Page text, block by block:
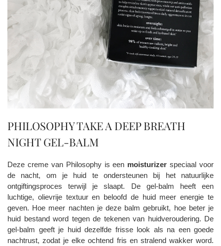
PHILOSOPHY TAKE A DEEP BREATH
NIGHT GEL-BALM
Deze creme van Philosophy is een moisturizer speciaal voor
de nacht, om je huid te ondersteunen bij het natuurlijke
ontgiftingsproces terwijl je slaapt. De gel-balm heeft een
luchtige, olievrije textuur en beloofd de huid meer energie te
geven. Hoe meer nachten je deze balm gebruikt, hoe beter je
huid bestand word tegen de tekenen van huidveroudering. De
gel-balm geeft je huid dezelfde frisse look als na een goede
nachtrust, zodat je elke ochtend fris en stralend wakker word.